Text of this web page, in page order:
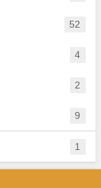
52
4
2
9
1